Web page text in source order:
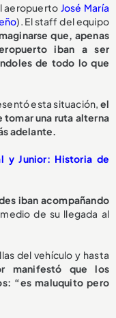
aeropuerto José María
). El staff del equipo
que, apenas
iban a ser
de todo lo que
esta situación, el
una ruta alterna
adelante.
y Junior: Historia de
iban acompañando
de su llegada al
del vehículo y hasta
manifestó que los
“es maluquito pero